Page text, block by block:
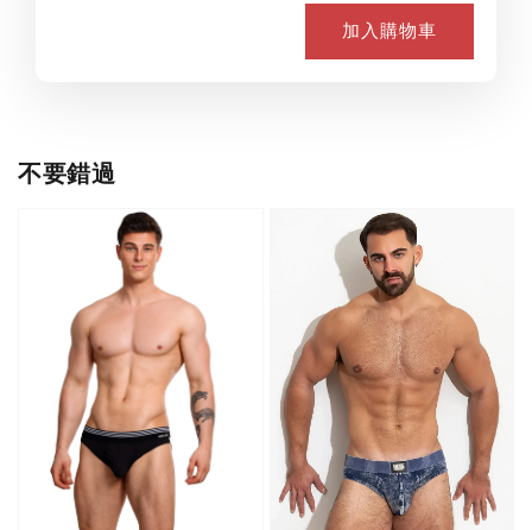
加入購物車
不要錯過